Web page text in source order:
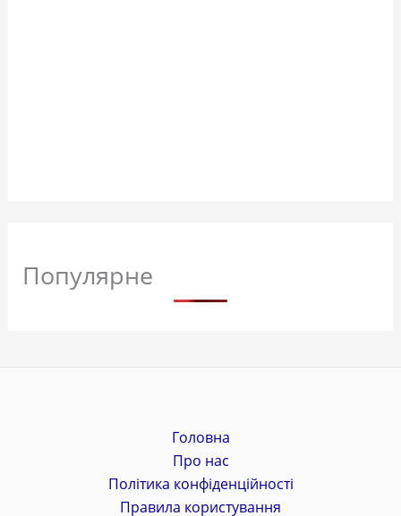
Популярне
Головна
Про нас
Політика конфіденційності
Правила користування